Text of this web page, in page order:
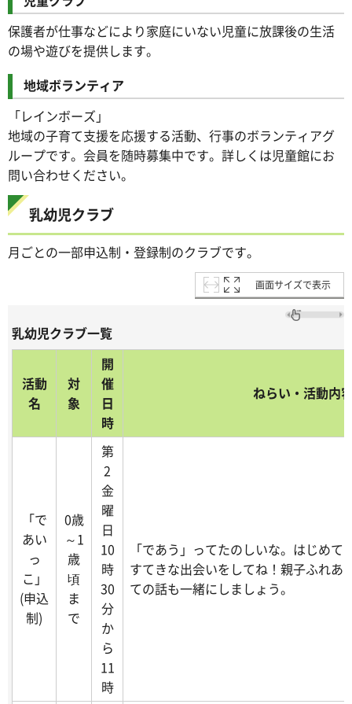
保護者が仕事などにより家庭にいない児童に放課後の生活
の場や遊びを提供します。
地域ボランティア
「レインボーズ」
地域の子育て支援を応援する活動、行事のボランティアグ
ループです。会員を随時募集中です。詳しくは児童館にお
問い合わせください。
乳幼児クラブ
月ごとの一部申込制・登録制のクラブです。
画面サイズで表示
乳幼児クラブ一覧
活動
名
対
象
開
催
日
時
ねらい・活動内
「で
あい
っ
こ」
(申込
制)
0歳
～1
歳
頃
ま
で
第
2
金
曜
日
10
時
30
分
か
ら
11
時
「であう」ってたのしいな。はじめ
すてきな出会いをしてね！親子ふれあ
ての話も一緒にしましょう。